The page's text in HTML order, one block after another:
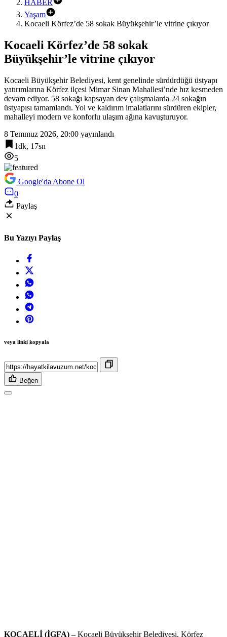
HABER
Yaşam
Kocaeli Körfez’de 58 sokak Büyükşehir’le vitrine çıkıyor
Kocaeli Körfez’de 58 sokak
Büyükşehir’le vitrine çıkıyor
Kocaeli Büyükşehir Belediyesi, kent genelinde sürdürdüğü üstyapı
yatırımlarına Körfez ilçesi Mimar Sinan Mahallesi’nde hız kesmeden
devam ediyor. 58 sokağı kapsayan dev çalışmalarda 24 sokağın
üstyapısı tamamlandı. Yol ve kaldırım imalatlarını sürdüren ekipler,
mahalleyi modern ve konforlu ulaşım ağına kavuşturuyor.
8 Temmuz 2026, 20:00 yayınlandı
1dk, 17sn
5
Google'da Abone Ol
0
Paylaş
Bu Yazıyı Paylaş
veya linki kopyala
Beğen
KOCAELİ (İGFA) –Kocaeli Büyükşehir Belediyesi, Körfez